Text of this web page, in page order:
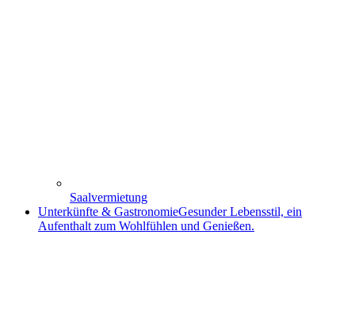
Saalvermietung
Unterkünfte & GastronomieGesunder Lebensstil, ein
Aufenthalt zum Wohlfühlen und Genießen.